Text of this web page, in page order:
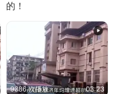
的！
9386 次播放 03:23